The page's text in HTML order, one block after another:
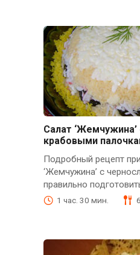
Салат
крабовыми
Подробный рецепт
‘Жемчужина’ с
правильно
1 час. 30 мин. 6